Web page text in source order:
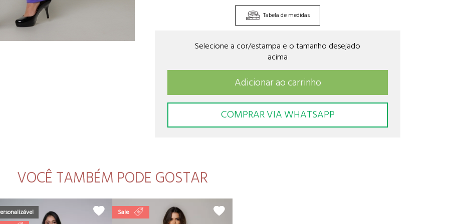
Tabela de medidas
Selecione a cor/estampa e o tamanho desejado
acima
Adicionar ao carrinho
COMPRAR VIA WHATSAPP
VOCÊ TAMBÉM PODE GOSTAR
Sale